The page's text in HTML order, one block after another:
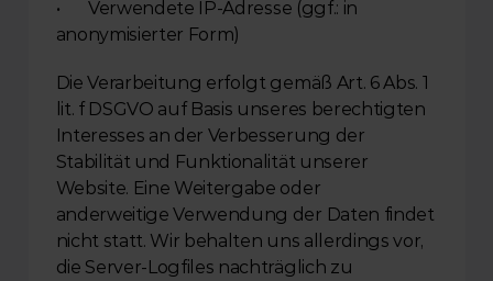
•       Verwendete IP-Adresse (ggf.: in
anonymisierter Form)
Die Verarbeitung erfolgt gemäß Art. 6 Abs. 1
lit. f DSGVO auf Basis unseres berechtigten
Interesses an der Verbesserung der
Stabilität und Funktionalität unserer
Website. Eine Weitergabe oder
anderweitige Verwendung der Daten findet
nicht statt. Wir behalten uns allerdings vor,
die Server-Logfiles nachträglich zu